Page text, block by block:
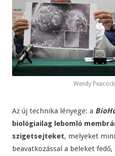
Wendy
Az új technika lényege: a
biológiailag lebomló
szigetsejteket, melyeket
beavatkozással a beleket